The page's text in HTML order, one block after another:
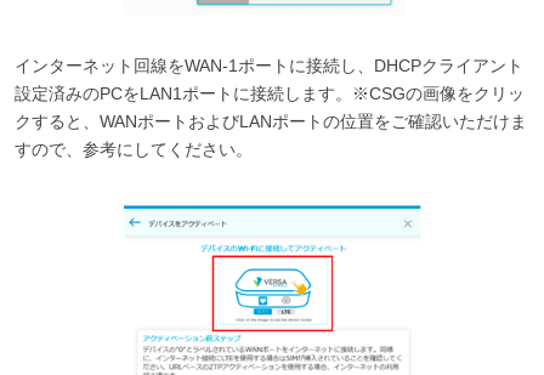
インターネット回線をWAN-1ポートに接続し、DHCPクライアント
設定済みのPCをLAN1ポートに接続します。※CSGの画像をクリッ
クすると、WANポートおよびLANポートの位置をご確認いただけま
すので、参考にしてください。